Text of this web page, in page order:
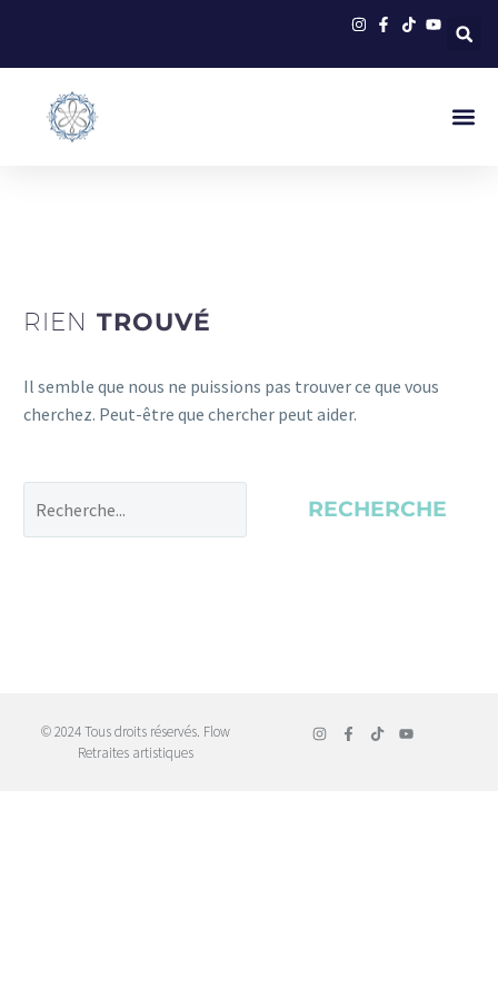
RIEN TROUVÉ
Il semble que nous ne puissions pas trouver ce que vous
cherchez. Peut-être que chercher peut aider.
RECHERCHE
© 2024 Tous droits réservés. Flow
Retraites artistiques